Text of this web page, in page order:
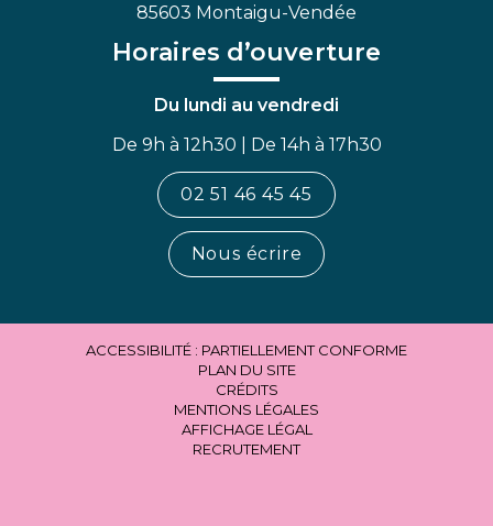
85603 Montaigu-Vendée
Horaires d’ouverture
Du lundi au vendredi
De 9h à 12h30 | De 14h à 17h30
02 51 46 45 45
Nous écrire
ACCESSIBILITÉ : PARTIELLEMENT CONFORME
PLAN DU SITE
CRÉDITS
MENTIONS LÉGALES
AFFICHAGE LÉGAL
RECRUTEMENT